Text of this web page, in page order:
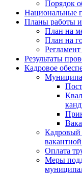
Порядок
Национальные
Планы работы
План на
План на
Результаты
Кадровое
Кадровый
Оплата
Меры